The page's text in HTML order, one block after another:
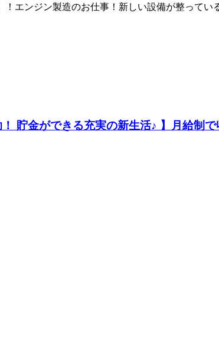
エンジン製造のお仕事！新しい設備が整ってい
貯金ができる充実の新生活♪ 】月給制